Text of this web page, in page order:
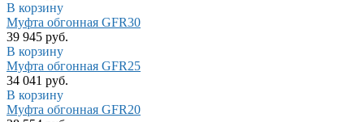
В корзину
Муфта обгонная GFR30
39 945 руб.
В корзину
Муфта обгонная GFR25
34 041 руб.
В корзину
Муфта обгонная GFR20